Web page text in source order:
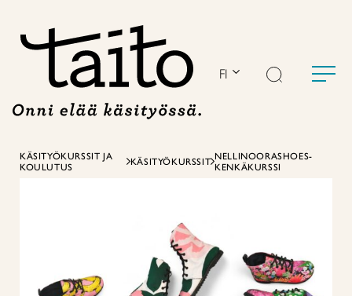
FI
KÄSITYÖKURSSIT JA
KOULUTUS
KÄSITYÖKURSSIT NELLINOORASHOES-
KENKÄKURSSI